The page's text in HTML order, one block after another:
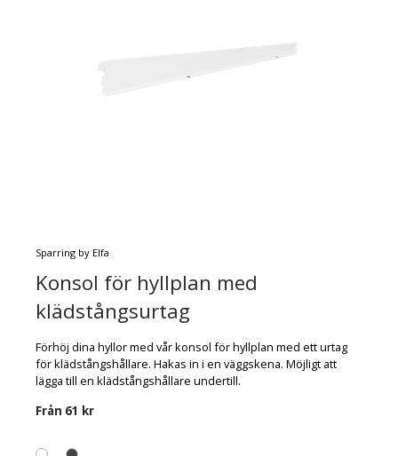
Sparring by Elfa
Konsol för hyllplan med
klädstångsurtag
Förhöj dina hyllor med vår konsol för hyllplan med ett urtag
för klädstångshållare. Hakas in i en väggskena. Möjligt att
lägga till en klädstångshållare undertill.
Från 61 kr